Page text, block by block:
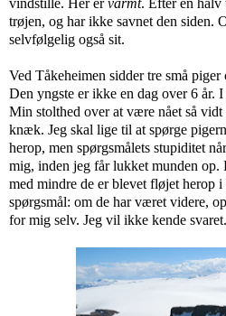
trøjen, og har ikke savnet den siden.
selvfølgelig også sit.
Ved Tåkeheimen sidder tre små
Den yngste er ikke en dag over 6 år. I
Min stolthed over at være nået så
knæk. Jeg skal lige til at spørge
herop, men spørgsmålets stupiditet
mig, inden jeg får lukket munden op.
med mindre de er blevet fløjet herop
spørgsmål: om de har været videre,
for mig selv. Jeg vil ikke kende svaret.